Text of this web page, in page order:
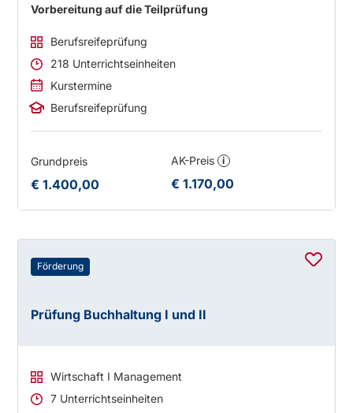
Vorbereitung auf die Teilprüfung
Berufsreifeprüfung
218 Unterrichtseinheiten
Kurstermine
Berufsreifeprüfung
Grundpreis
€ 1.400,00
AK-Preis i
€ 1.170,00
Förderung
Prüfung Buchhaltung I und II
Wirtschaft I Management
7 Unterrichtseinheiten